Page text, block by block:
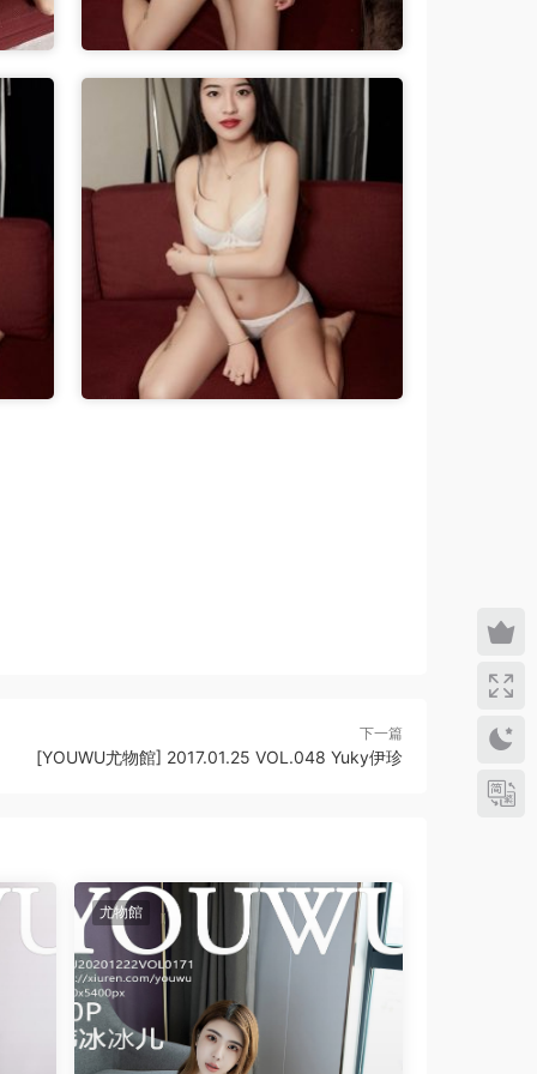
下一篇
[YOUWU尤物館] 2017.01.25 VOL.048 Yuky伊珍
尤物館